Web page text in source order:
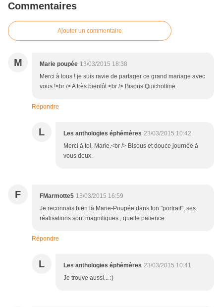
Commentaires
Ajouter un commentaire
M Marie poupée 13/03/2015 18:38
Merci à tous ! je suis ravie de partager ce grand mariage avec
vous !<br /> A très bientôt <br /> Bisous Quichottine
Répondre
L Les anthologies éphémères 23/03/2015 10:42
Merci à toi, Marie.<br /> Bisous et douce journée à
vous deux.
F FMarmotte5 13/03/2015 16:59
Je reconnais bien là Marie-Poupée dans ton "portrait", ses
réalisations sont magnifiques , quelle patience.
Répondre
L Les anthologies éphémères 23/03/2015 10:41
Je trouve aussi... :)